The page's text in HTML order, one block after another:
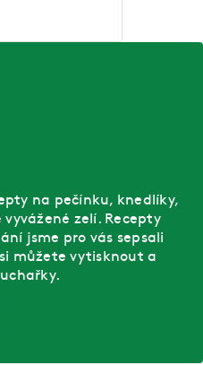
na pečínku, knedlíky,
zelí. Recepty
jsme pro vás sepsali
můžete vytisknout a